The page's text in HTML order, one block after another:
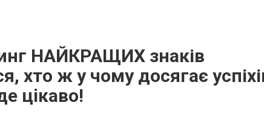
НАЙКРАЩИХ знаків
хтo ж у чому досягає
цiкaво!